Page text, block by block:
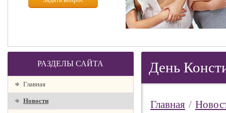
РАЗДЕЛЫ САЙТА
Главная
Новости
День
Главная /